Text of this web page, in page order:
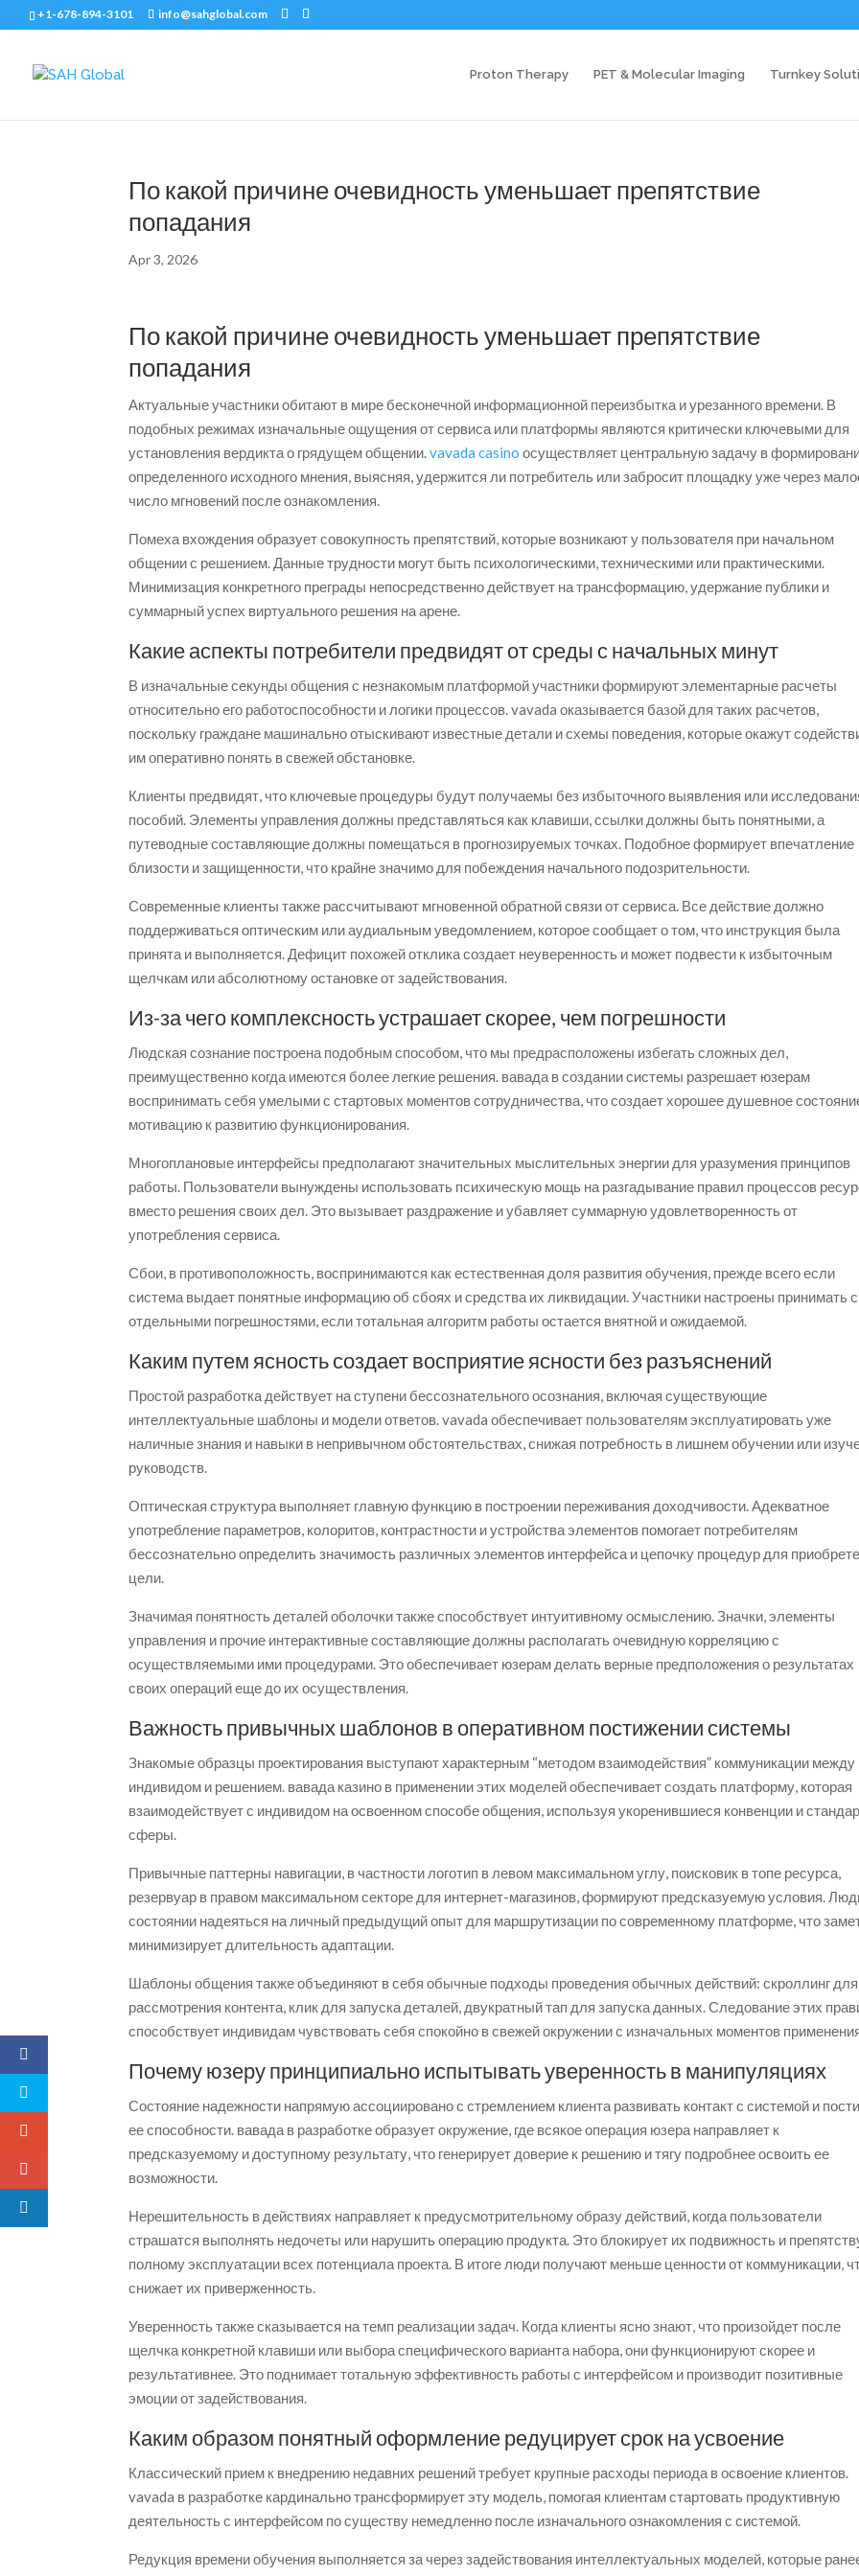
+1-678-894-3101 info@sahglobal.com
Proton Therapy PET & Molecular Imaging Turnkey
По какой причине очевидность уменьшает препятствие
попадания
Apr 3, 2026
По какой причине очевидность уменьшает препятствие
попадания
Актуальные участники обитают в мире бесконечной информационной переизбытка и урезанного времени. В
подобных режимах изначальные ощущения от сервиса или платформы являются критически ключевыми для
установления вердикта о грядущем общении.vavada casino осуществляет центральную задачу в
определенного исходного мнения, выясняя, удержится ли потребитель или забросит площадку уже через
число мгновений после ознакомления.
Помеха вхождения образует совокупность препятствий, которые возникают у пользователя при начальном
общении с решением. Данные трудности могут быть психологическими, техническими или практическими.
Минимизация конкретного преграды непосредственно действует на трансформацию, удержание публики и
суммарный успех виртуального решения на арене.
Какие аспекты потребители предвидят от среды с начальных минут
В изначальные секунды общения с незнакомым платформой участники формируют элементарные расчеты
относительно его работоспособности и логики процессов. vavada оказывается базой для таких расчетов,
поскольку граждане машинально отыскивают известные детали и схемы поведения, которые окажут
им оперативно понять в свежей обстановке.
Клиенты предвидят, что ключевые процедуры будут получаемы без избыточного выявления или
пособий. Элементы управления должны представляться как клавиши, ссылки должны быть понятными, а
путеводные составляющие должны помещаться в прогнозируемых точках. Подобное формирует впечатление
близости и защищенности, что крайне значимо для побеждения начального подозрительности.
Современные клиенты также рассчитывают мгновенной обратной связи от сервиса. Все действие должно
поддерживаться оптическим или аудиальным уведомлением, которое сообщает о том, что инструкция была
принята и выполняется. Дефицит похожей отклика создает неуверенность и может подвести к избыточным
щелчкам или абсолютному остановке от задействования.
Из-за чего комплексность устрашает скорее, чем погрешности
Людская сознание построена подобным способом, что мы предрасположены избегать сложных дел,
преимущественно когда имеются более легкие решения. вавада в создании системы разрешает юзерам
воспринимать себя умелыми с стартовых моментов сотрудничества, что создает хорошее душевное
мотивацию к развитию функционирования.
Многоплановые интерфейсы предполагают значительных мыслительных энергии для уразумения принципов
работы. Пользователи вынуждены использовать психическую мощь на разгадывание правил процессов
вместо решения своих дел. Это вызывает раздражение и убавляет суммарную удовлетворенность от
употребления сервиса.
Сбои, в противоположность, воспринимаются как естественная доля развития обучения, прежде всего если
система выдает понятные информацию об сбоях и средства их ликвидации. Участники настроены принимать с
отдельными погрешностями, если тотальная алгоритм работы остается внятной и ожидаемой.
Каким путем ясность создает восприятие ясности без разъяснений
Простой разработка действует на ступени бессознательного осознания, включая существующие
интеллектуальные шаблоны и модели ответов. vavada обеспечивает пользователям эксплуатировать уже
наличные знания и навыки в непривычном обстоятельствах, снижая потребность в лишнем обучении или
руководств.
Оптическая структура выполняет главную функцию в построении переживания доходчивости. Адекватное
употребление параметров, колоритов, контрастности и устройства элементов помогает потребителям
бессознательно определить значимость различных элементов интерфейса и цепочку процедур для
цели.
Значимая понятность деталей оболочки также способствует интуитивному осмыслению. Значки, элементы
управления и прочие интерактивные составляющие должны располагать очевидную корреляцию с
осуществляемыми ими процедурами. Это обеспечивает юзерам делать верные предположения о результатах
своих операций еще до их осуществления.
Важность привычных шаблонов в оперативном постижении системы
Знакомые образцы проектирования выступают характерным “методом взаимодействия” коммуникации между
индивидом и решением. вавада казино в применении этих моделей обеспечивает создать платформу, которая
взаимодействует с индивидом на освоенном способе общения, используя укоренившиеся конвенции и
сферы.
Привычные паттерны навигации, в частности логотип в левом максимальном углу, поисковик в топе ресурса,
резервуар в правом максимальном секторе для интернет-магазинов, формируют предсказуемую условия.
состоянии надеяться на личный предыдущий опыт для маршрутизации по современному платформе, что
минимизирует длительность адаптации.
Шаблоны общения также объединяют в себя обычные подходы проведения обычных действий: скроллинг для
рассмотрения контента, клик для запуска деталей, двукратный тап для запуска данных. Следование этих
способствует индивидам чувствовать себя спокойно в свежей окружении с изначальных моментов
Почему юзеру принципиально испытывать уверенность в манипуляциях
Состояние надежности напрямую ассоциировано с стремлением клиента развивать контакт с системой и
ее способности. вавада в разработке образует окружение, где всякое операция юзера направляет к
предсказуемому и доступному результату, что генерирует доверие к решению и тягу подробнее освоить ее
возможности.
Нерешительность в действиях направляет к предусмотрительному образу действий, когда пользователи
страшатся выполнять недочеты или нарушить операцию продукта. Это блокирует их подвижность и
полному эксплуатации всех потенциала проекта. В итоге люди получают меньше ценности от коммуникации,
снижает их приверженность.
Уверенность также сказывается на темп реализации задач. Когда клиенты ясно знают, что произойдет после
щелчка конкретной клавиши или выбора специфического варианта набора, они функционируют скорее и
результативнее. Это поднимает тотальную эффективность работы с интерфейсом и производит позитивные
эмоции от задействования.
Каким образом понятный оформление редуцирует срок на усвоение
Классический прием к внедрению недавних решений требует крупные расходы периода в освоение клиентов.
vavada в разработке кардинально трансформирует эту модель, помогая клиентам стартовать продуктивную
деятельность с интерфейсом по существу немедленно после изначального ознакомления с системой.
Редукция времени обучения выполняется за через задействования интеллектуальных моделей, которые